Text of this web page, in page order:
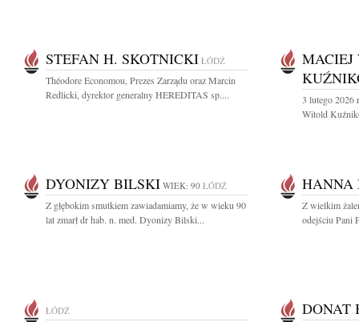
STEFAN H. SKOTNICKI ŁÓDŹ
Théodore Economou, Prezes Zarządu oraz Marcin
Redlicki, dyrektor generalny HEREDITAS sp....
MACIEJ
3 lutego 2026
Witold
DYONIZY BILSKI WIEK: 90 ŁÓDŹ
Z głębokim smutkiem zawiadamiamy, że w wieku 90
lat zmarł dr hab. n. med. Dyonizy Bilski...
Z wielkim
odejściu Pani
ŁÓDŹ DONAT